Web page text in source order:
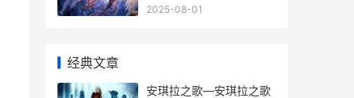
2025-08-01
经典文章
安琪拉之歌—安琪拉之歌